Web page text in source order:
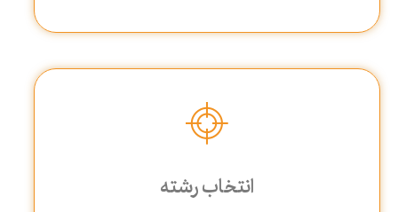
انتخاب رشته